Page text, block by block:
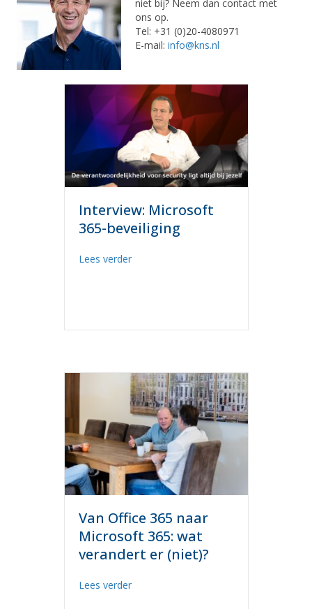
niet bij? Neem dan contact met
ons op.
Tel: +31 (0)20-4080971
E-mail: info@kns.nl
Interview: Microsoft
365-beveiliging
Lees verderabout Interview: Microsoft 365-
Van Office 365 naar
Microsoft 365: wat
verandert er (niet)?
Lees verderabout Van Office 365 naar Microsoft